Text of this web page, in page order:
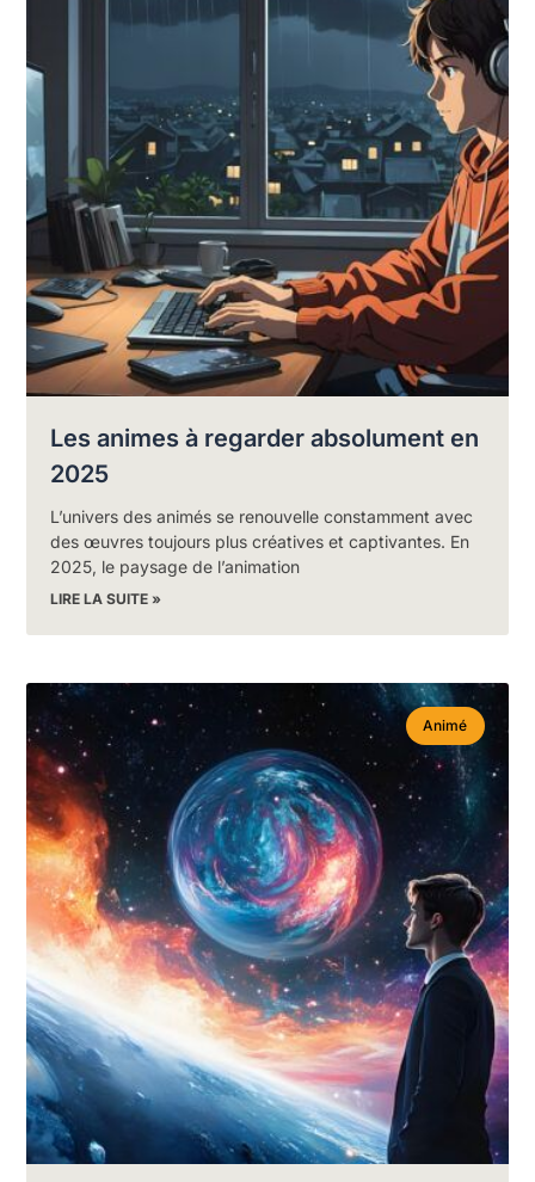
Les animes à regarder absolument en
2025
L’univers des animés se renouvelle constamment avec
des œuvres toujours plus créatives et captivantes. En
2025, le paysage de l’animation
LIRE LA SUITE »
Animé